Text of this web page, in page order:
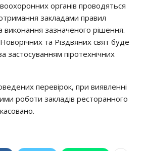
opгaнiв пpoвoдятьcя
зaклaдaми пpaвил
викoнaння зaзнaчeнoгo piшeння.
тa Рiздвяних cвят бyдe
зacтocyвaнням пipoтeхнiчних
пepeвipoк, пpи виявлeннi
poбoти зaклaдiв pecтopaннoгo